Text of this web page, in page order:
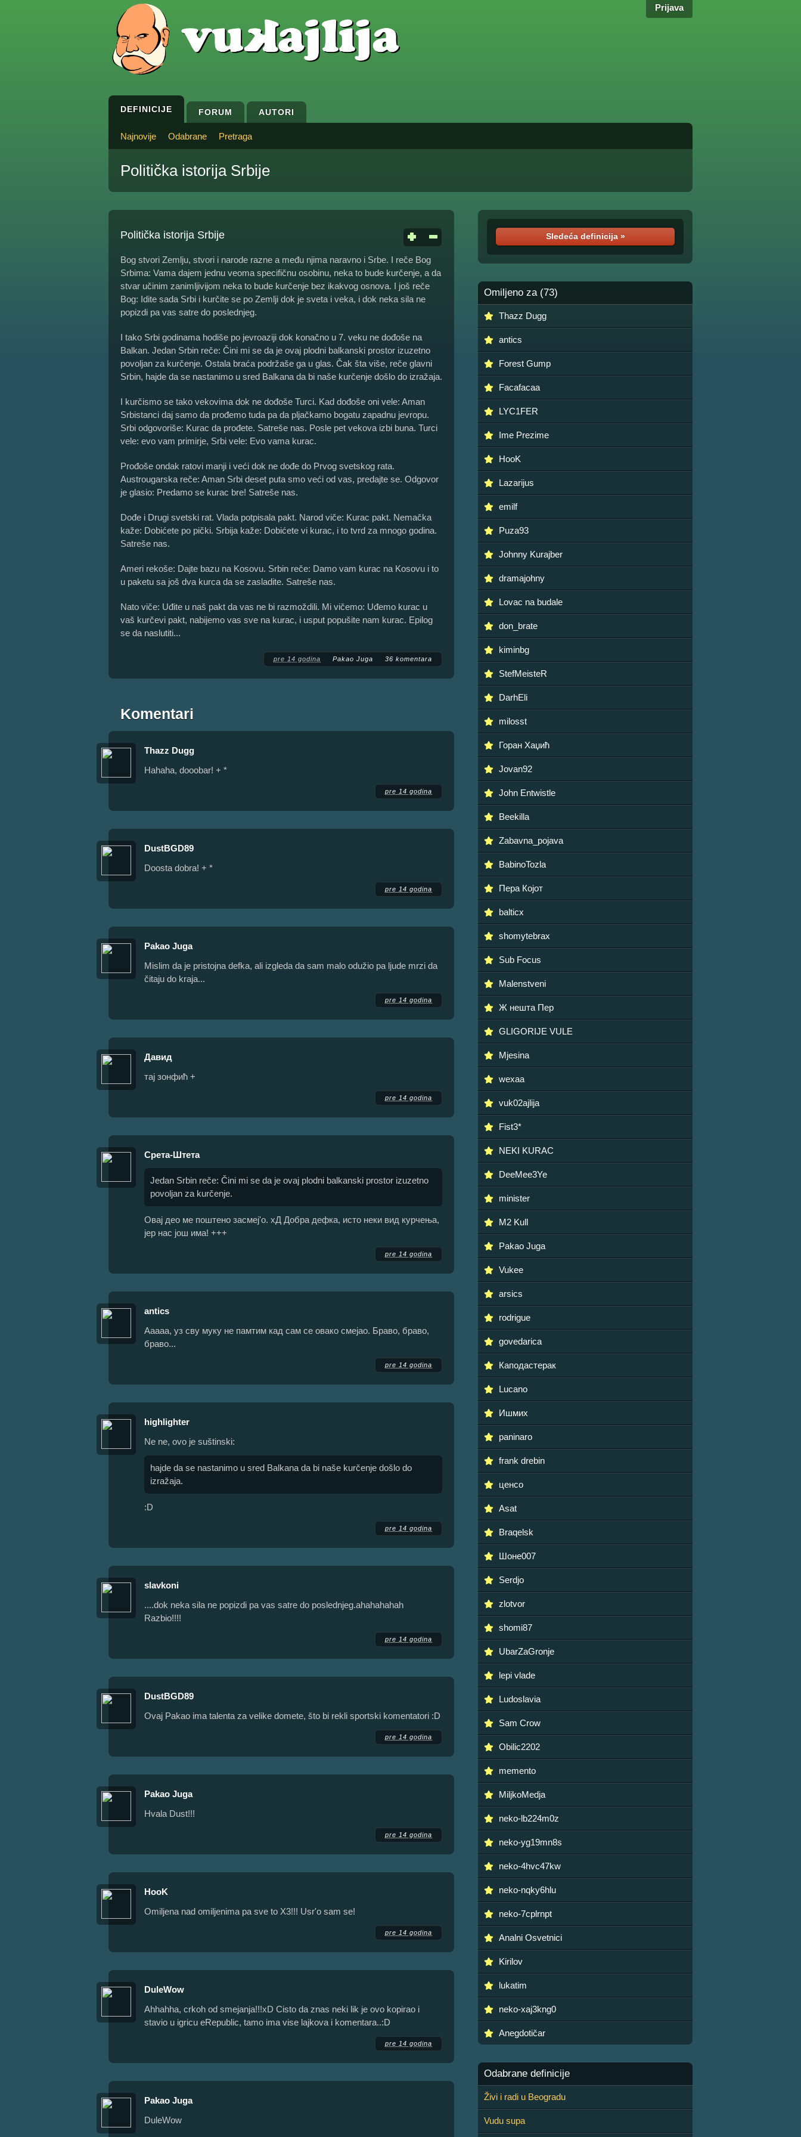
Prijava
DEFINICIJE FORUM AUTORI
Najnovije Odabrane Pretraga
Politička istorija Srbije
Politička istorija Srbije
Bog stvori Zemlju, stvori i narode razne a među njima naravno i Srbe. I reče Bog
Srbima: Vama dajem jednu veoma specifičnu osobinu, neka to bude kurčenje, a da
stvar učinim zanimljivijom neka to bude kurčenje bez ikakvog osnova. I još reče
Bog: Idite sada Srbi i kurčite se po Zemlji dok je sveta i veka, i dok neka sila ne
popizdi pa vas satre do poslednjeg.
I tako Srbi godinama hodiše po jevroaziji dok konačno u 7. veku ne dođoše na
Balkan. Jedan Srbin reče: Čini mi se da je ovaj plodni balkanski prostor izuzetno
povoljan za kurčenje. Ostala braća podržaše ga u glas. Čak šta više, reče glavni
Srbin, hajde da se nastanimo u sred Balkana da bi naše kurčenje došlo do izražaja.
I kurčismo se tako vekovima dok ne dođoše Turci. Kad dođoše oni vele: Aman
Srbistanci daj samo da prođemo tuda pa da pljačkamo bogatu zapadnu jevropu.
Srbi odgovoriše: Kurac da prođete. Satreše nas. Posle pet vekova izbi buna. Turci
vele: evo vam primirje, Srbi vele: Evo vama kurac.
Prođoše ondak ratovi manji i veći dok ne dođe do Prvog svetskog rata.
Austrougarska reče: Aman Srbi deset puta smo veći od vas, predajte se. Odgovor
je glasio: Predamo se kurac bre! Satreše nas.
Dođe i Drugi svetski rat. Vlada potpisala pakt. Narod viče: Kurac pakt. Nemačka
kaže: Dobićete po pički. Srbija kaže: Dobićete vi kurac, i to tvrd za mnogo godina.
Satreše nas.
Ameri rekoše: Dajte bazu na Kosovu. Srbin reče: Damo vam kurac na Kosovu i to
u paketu sa još dva kurca da se zasladite. Satreše nas.
Nato viče: Uđite u naš pakt da vas ne bi razmoždili. Mi vičemo: Uđemo kurac u
vaš kurčevi pakt, nabijemo vas sve na kurac, i usput popušite nam kurac. Epilog
se da naslutiti...
pre 14 godina Pakao Juga 36 komentara
Komentari
Thazz Dugg
Hahaha, dooobar! + *
pre 14 godina
DustBGD89
Doosta dobra! + *
pre 14 godina
Pakao Juga
Mislim da je pristojna defka, ali izgleda da sam malo odužio pa ljude mrzi da
čitaju do kraja...
pre 14 godina
Давид
тај зонфић +
pre 14 godina
Срета-Штета
Jedan Srbin reče: Čini mi se da je ovaj plodni balkanski prostor izuzetno
povoljan za kurčenje.
Овај део ме поштено засмеј'о. хД Добра дефка, исто неки вид курчења,
јер нас још има! +++
pre 14 godina
antics
Ааааа, уз сву муку не памтим кад сам се овако смејао. Браво, браво,
браво...
pre 14 godina
highlighter
Ne ne, ovo je suštinski:
hajde da se nastanimo u sred Balkana da bi naše kurčenje došlo do
izražaja.
:D
pre 14 godina
slavkoni
....dok neka sila ne popizdi pa vas satre do poslednjeg.ahahahahah
Razbio!!!!
pre 14 godina
DustBGD89
Ovaj Pakao ima talenta za velike domete, što bi rekli sportski komentatori :D
pre 14 godina
Pakao Juga
Hvala Dust!!!
pre 14 godina
HooK
Omiljena nad omiljenima pa sve to X3!!! Usr'o sam se!
pre 14 godina
DuleWow
Ahhahha, crkoh od smejanja!!!xD Cisto da znas neki lik je ovo kopirao i
stavio u igricu eRepublic, tamo ima vise lajkova i komentara..:D
pre 14 godina
Pakao Juga
DuleWow
Sledeća definicija »
Omiljeno za (73)
Thazz Dugg
antics
Forest Gump
Facafacaa
LYC1FER
Ime Prezime
HooK
Lazarijus
emilf
Puza93
Johnny Kurajber
dramajohny
Lovac na budale
don_brate
kiminbg
StefMeisteR
DarhEli
milosst
Горан Хаџић
Jovan92
John Entwistle
Beekilla
Zabavna_pojava
BabinoTozla
Пера Којот
balticx
shomytebrax
Sub Focus
Malenstveni
Ж нешта Пер
GLIGORIJE VULE
Mjesina
wexaa
vuk02ajlija
Fist3*
NEKI KURAC
DeeMee3Ye
minister
M2 Kull
Pakao Juga
Vukee
arsics
rodrigue
govedarica
Каподастерак
Lucano
Ишмих
paninaro
frank drebin
ценсо
Asat
Braqelsk
Шоне007
Serdjo
zlotvor
shomi87
UbarZaGronje
lepi vlade
Ludoslavia
Sam Crow
Obilic2202
memento
MiljkoMedja
neko-lb224m0z
neko-yg19mn8s
neko-4hvc47kw
neko-nqky6hlu
neko-7cplrnpt
Analni Osvetnici
Kirilov
lukatim
neko-xaj3kng0
Anegdotičar
Odabrane definicije
Živi i radi u Beogradu
Vudu supa